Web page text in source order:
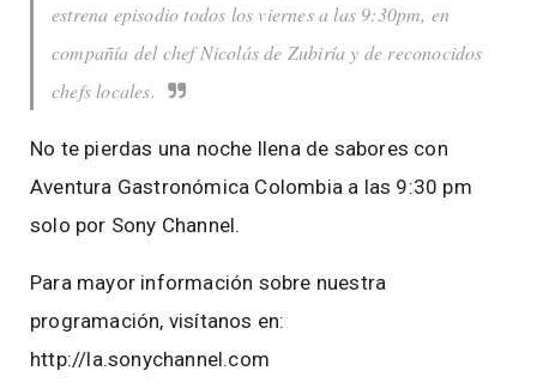
estrena episodio todos los viernes a las 9:30pm, en
compañía del chef Nicolás de Zubiría y de reconocidos
chefs locales.
No te pierdas una noche llena de sabores con
Aventura Gastronómica Colombia a las 9:30 pm
solo por Sony Channel.
Para mayor información sobre nuestra
programación, visítanos en:
http://la.sonychannel.com